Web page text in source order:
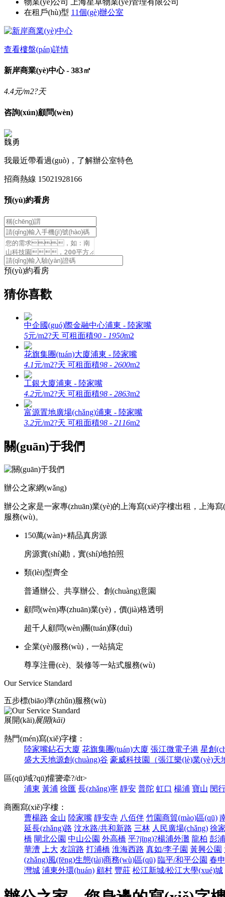
在租戶(hù)型 11個(gè)辦公室
查看樓盤(pán)詳情
新岸商業(yè)中心 - 383㎡
4.4元/m2?天
咨詢(xún)顧問(wèn)
魏勇
我最近帶看過(guò)，了解辦公室特色
招商熱線 15021928166
預(yù)約看房
預(yù)約看房
猜你喜歡
中企國(guó)際金融中心浦東 - 陸家嘴
5元/m2?天 可租面積90 - 1950m2
花旗集團(tuán)大廈浦東 - 陸家嘴
4.1元/m2?天 可租面積98 - 2600m2
工銀大廈浦東 - 陸家嘴
4.2元/m2?天 可租面積98 - 2863m2
富源置地廣場(chǎng)浦東 - 陸家嘴
3.2元/m2?天 可租面積98 - 2116m2
關(guān)于我們
辦公之家網(wǎng)
辦公之家是一家專(zhuān)業(yè)的上海寫(xiě)字樓出租，上海寫
服務(wù)。
150萬(wàn)+精品真房源
房源實(shí)勘，實(shí)地拍照
類(lèi)型齊全
普通辦公、共享辦公、創(chuàng)意園
顧問(wèn)專(zhuān)業(yè)，價(jià)格透明
超千人顧問(wèn)團(tuán)隊(duì)
企業(yè)服務(wù)，一站搞定
尊享注冊(cè)、裝修等一站式服務(wù)
Our Service Standard
五步標(biāo)準(zhǔn)服務(wù)
展開(kāi)展開(kāi)
熱門(mén)寫(xiě)字樓：
陸家嘴鉆石大廈 花旗集團(tuán)大廈 張江微電子港 星創
盛大天地源創(chuàng)谷 豪威科技園（張江樂(lè)業(yè)天
區(qū)域?qū)懽謽牵?/dt>
浦東 黃浦 徐匯 長(zhǎng)寧 靜安 普陀 虹口 楊浦 寶山 閔
商圈寫(xiě)字樓：
曹楊路 金山 陸家嘴 靜安寺 八佰伴 竹園商貿(mào)區(qū)
延長(zhǎng)路 汶水路/共和新路 三林 人民廣場(chǎng) 徐
橋 閘北公園 中山公園 外高橋 平?jīng)?楊浦外灘 龍柏 彭浦
華漕
上大 友誼路 打浦橋 淮海西路 真如/李子園 黃興公園
(zhǎng)風(fēng)生態(tài)商務(wù)區(qū) 臨平/和平公園 春
灣城 浦東外環(huán) 顧村 豐莊 松江新城/松江大學(xué)城